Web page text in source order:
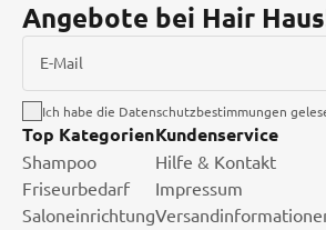
Angebote bei Hair
E-Mail
Ich habe die Datenschutzbestimmungen
Top Kategorien
Shampoo
Friseurbedarf
Saloneinrichtung
Kundenservice
Hilfe & Kontakt
Impressum